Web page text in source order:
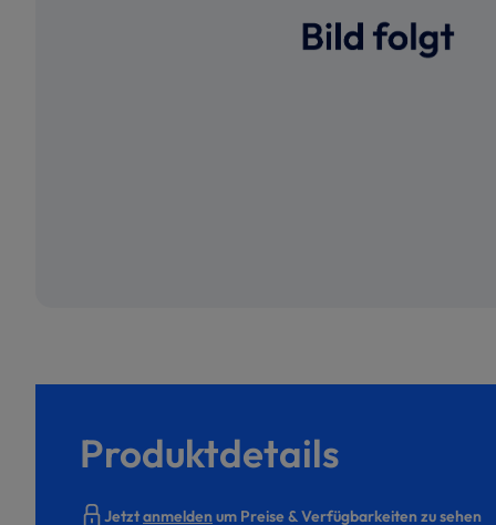
Produktdetails
Jetztanmeldenum Preise & Verfügbarkeiten zu sehen